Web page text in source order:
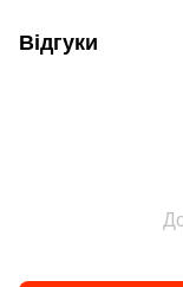
Відгуки